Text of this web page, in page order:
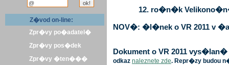
Z�vod on-line:
Zpr�vy po�adatel�
Zpr�vy pos�dek
Zpr�vy �ten���
12. ro�n�k
NOV�: �l�nek o VR 2011 v
Dokument o VR 2011
odkaz naleznete zde. Repr�zy budou